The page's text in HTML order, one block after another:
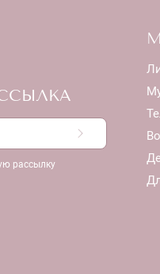
рассылку